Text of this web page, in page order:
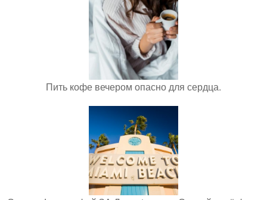
Пить кофе вечером опасно для сердца.